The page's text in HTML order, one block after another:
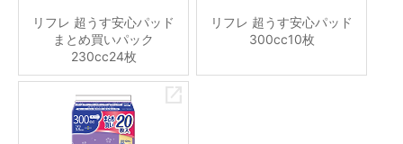
リフレ 超うす安心パッド
まとめ買いパック
230cc24枚
リフレ 超うす安心パッド
300cc10枚